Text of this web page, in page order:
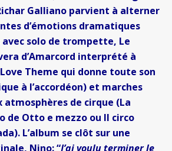
Galliano parvient à alterner
d’émotions dramatiques
solo de trompette, Le
d’Amarcord interprété à
Love Theme qui donne toute son
à l’accordéon) et marches
atmosphères de cirque (La
de Otto e mezzo ou Il circo
L’album se clôt sur une
Nino: “J’ai voulu terminer le